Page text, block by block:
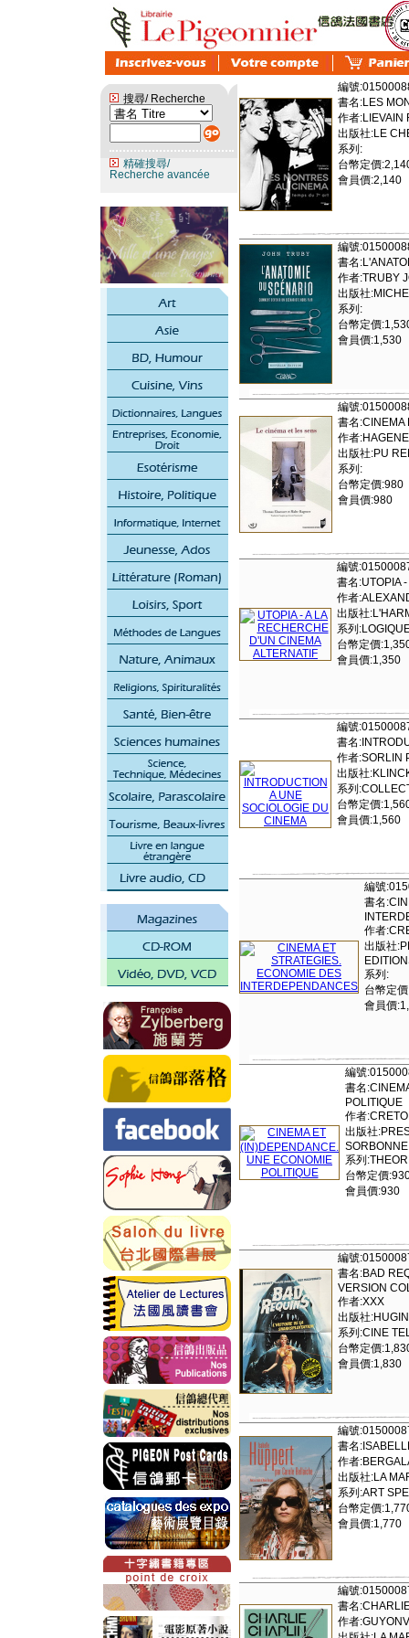
搜尋/ Recherche
精確搜尋/
Recherche avancée
編號
書名:LES
作者:LIEVAIN
出版社:LE
系列:
台幣定價
會員價:2,140
編號
書名
作者:TRUBY
出版社
系列:
台幣定價
會員價:1,530
編號
書名:CINEMA
作者
出版社:PU
系列:
台幣定價:980
會員價:980
編號
書名:UTOPIA
作者
出版社
系列
台幣定價
會員價:1,350
編號
書名
作者:SORLIN
出版社
系列
台幣定價
會員價:1,560
編號
書名
作者
出版社
系列:
台幣定
會員價
編號
書名
POLITIQUE
作者
出版社
系列
台幣定價
會員價:930
編號
書名:BAD
VERSION
作者:XXX
出版社
系列:CINE
台幣定價
會員價:1,830
編號
書名
作者
出版社:LA
系列:ART
台幣定價
會員價:1,770
編號
書名
作者